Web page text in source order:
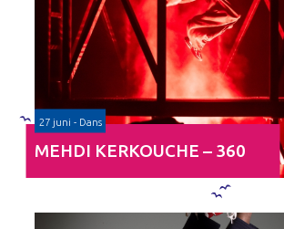
27 juni - Dans
MEHDI KERKOUCHE – 360